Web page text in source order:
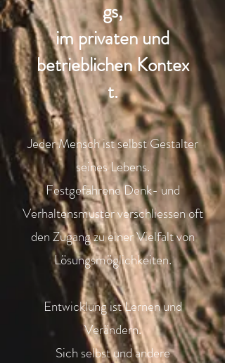
gs,
im privaten und
betrieblichenKontex
t.
Jeder Mensch ist selbst Gestalter
seines Lebens.
Festgefahrene Denk- und
Verhaltensmuster verschliessen oft
den Zugang zu einer Vielfalt von
Lösungsmöglichkeiten.
Entwicklung ist Lernen und
Verändern.
Sich selbst und andere